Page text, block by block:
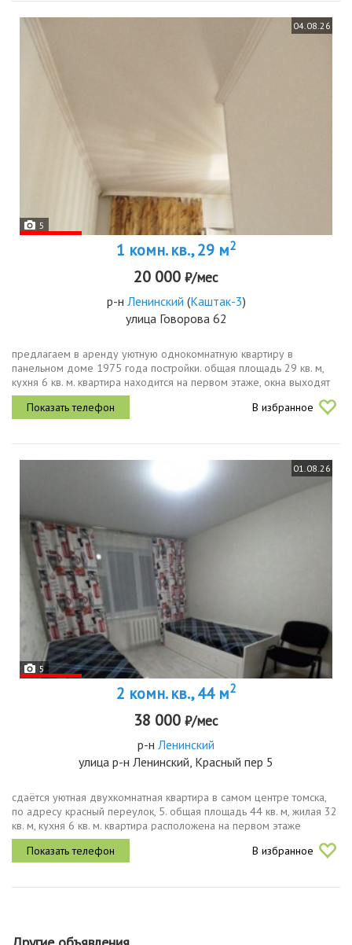
04.08.26
5
1 комн. кв., 29 м2
20 000 ₽/мес
р-н Ленинский (Каштак-3)
улица Говорова 62
предлагаем в аренду уютную однокомнатную квартиру в
панельном доме 1975 года постройки. общая площадь 29 кв. м,
кухня 6 кв. м. квартира находится на первом этаже, окна выходят
во двор, поэтому в квартире всегда тихо и спокойно.в квартире
выполнен...
В избранное
01.08.26
5
2 комн. кв., 44 м2
38 000 ₽/мес
р-н Ленинский
улица р-н Ленинский, Красный пер 5
сдаётся уютная двухкомнатная квартира в самом центре томска,
по адресу красный переулок, 5. общая площадь 44 кв. м, жилая 32
кв. м, кухня 6 кв. м. квартира расположена на первом этаже
пятиэтажного панельного дома, построенного в 1972 году. окна...
В избранное